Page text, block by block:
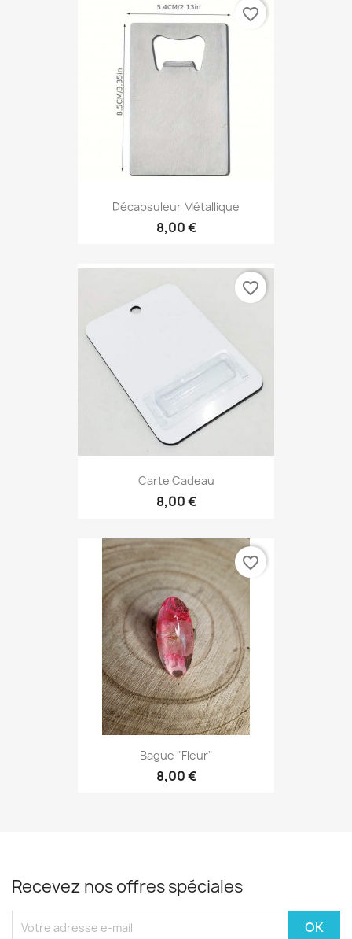
Décapsuleur Métallique
8,00 €
favorite_border
Carte Cadeau
8,00 €
favorite_border
Bague "Fleur"
8,00 €
favorite_border
Recevez nos offres spéciales